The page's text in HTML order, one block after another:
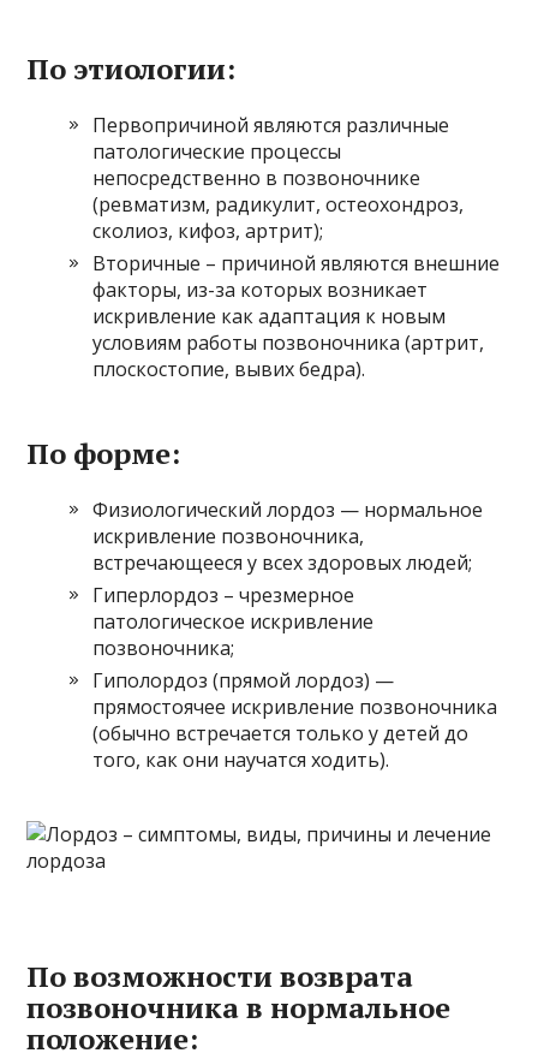
По этиологии:
Первопричиной являются различные
патологические процессы
непосредственно в позвоночнике
(ревматизм, радикулит, остеохондроз,
сколиоз, кифоз, артрит);
Вторичные – причиной являются внешние
факторы, из-за которых возникает
искривление как адаптация к новым
условиям работы позвоночника (артрит,
плоскостопие, вывих бедра).
По форме:
Физиологический лордоз — нормальное
искривление позвоночника,
встречающееся у всех здоровых людей;
Гиперлордоз – чрезмерное
патологическое искривление
позвоночника;
Гиполордоз (прямой лордоз) —
прямостоячее искривление позвоночника
(обычно встречается только у детей до
того, как они научатся ходить).
По возможности возврата
позвоночника в нормальное
положение: